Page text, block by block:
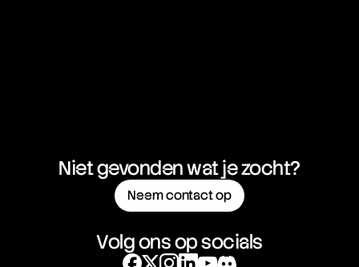
Niet gevonden wat je zocht?
Neem contact op
Volg ons op socials